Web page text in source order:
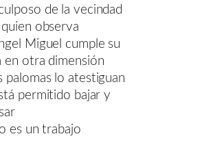
de la vecindad
observa
Miguel cumple su
en otra dimensión
palomas lo atestiguan
permitido bajar y
es un trabajo